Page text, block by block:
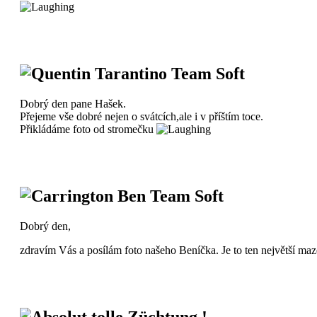
Quentin Tarantino Team Soft
Dobrý den pane Hašek.
Přejeme vše dobré nejen o svátcích,ale i v příštím toce.
Přikládáme foto od stromečku
Carrington Ben Team Soft
Dobrý den,
zdravím Vás a posílám foto našeho Beníčka. Je to ten největší